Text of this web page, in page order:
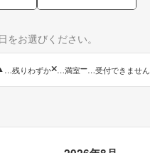
をお選びください。
…残りわずか …満室 …受付できません